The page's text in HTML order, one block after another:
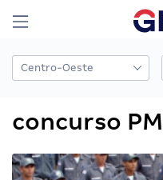
concurso